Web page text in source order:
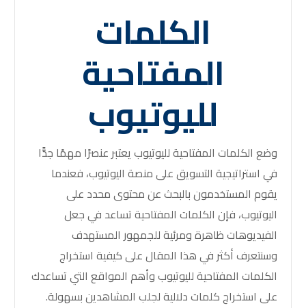
الكلمات
المفتاحية
لليوتيوب
وضع الكلمات المفتاحية لليوتيوب يعتبر عنصرًا مهمًا جدًّا
في استراتيجية التسويق على منصة اليوتيوب، فعندما
يقوم المستخدمون بالبحث عن محتوى محدد على
اليوتيوب، فإن الكلمات المفتاحية تساعد في جعل
الفيديوهات ظاهرة ومرئية للجمهور المستهدف
وسنتعرف أكثر في هذا المقال على كيفية استخراج
الكلمات المفتاحية لليوتيوب وأهم المواقع التي تساعدك
على استخراج كلمات دلالية لجلب المشاهدين بسهولة.